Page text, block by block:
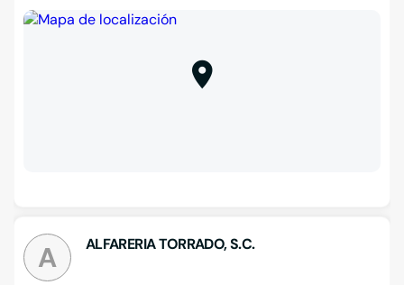
A ALFARERIA TORRADO, S.C.